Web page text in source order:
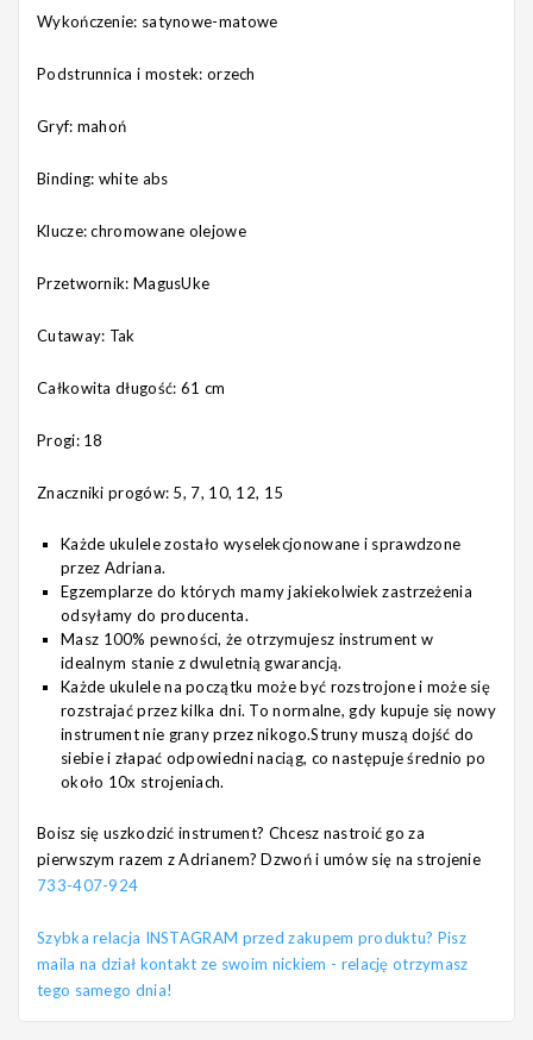
Wykończenie: satynowe-matowe
Podstrunnica i mostek: orzech
Gryf: mahoń
Binding: white abs
Klucze: chromowane olejowe
Przetwornik: MagusUke
Cutaway: Tak
Całkowita długość: 61 cm
Progi: 18
Znaczniki progów: 5, 7, 10, 12, 15
Każde ukulele zostało wyselekcjonowane i sprawdzone
przez Adriana.
Egzemplarze do których mamy jakiekolwiek zastrzeżenia
odsyłamy do producenta.
Masz 100% pewności, że otrzymujesz instrument w
idealnym stanie z dwuletnią gwarancją.
Każde ukulele na początku może być rozstrojone i może się
rozstrajać przez kilka dni. To normalne, gdy kupuje się nowy
instrument nie grany przez nikogo.Struny muszą dojść do
siebie i złapać odpowiedni naciąg, co następuje średnio po
około 10x strojeniach.
Boisz się uszkodzić instrument? Chcesz nastroić go za
pierwszym razem z Adrianem? Dzwoń i umów się na strojenie
733-407-924
Szybka relacja INSTAGRAM przed zakupem produktu? Pisz
maila na dział kontakt ze swoim nickiem - relację otrzymasz
tego samego dnia!